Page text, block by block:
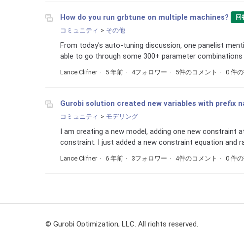
How do you run grbtune on multiple machines? 回
コミュニティ その他
From today's auto-tuning discussion, one panelist
able to go through some 300+ parameter
Lance Clifner 5 年前 4フォロワー 5件のコメント 0 件
Gurobi solution created new variables with prefix
コミュニティ モデリング
I am creating a new model, adding one new constraint
constraint. I just added a new constraint equation and
Lance Clifner 6 年前 3フォロワー 4件のコメント 0 件
© Gurobi Optimization, LLC. All rights reserved.